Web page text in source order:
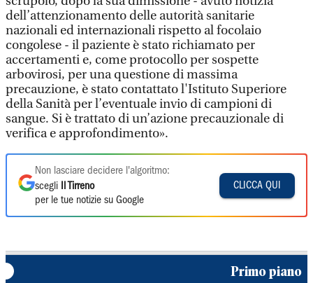
dell’attenzionamento delle autorità sanitarie
nazionali ed internazionali rispetto al focolaio
congolese - il paziente è stato richiamato per
accertamenti e, come protocollo per sospette
arbovirosi, per una questione di massima
precauzione, è stato contattato l'Istituto Superiore
della Sanità per l’eventuale invio di campioni di
sangue. Si è trattato di un’azione precauzionale di
verifica e approfondimento».
Non lasciare decidere l'algoritmo:
scegli
Il Tirreno
per le tue notizie su Google
CLICCA QUI
Primo piano